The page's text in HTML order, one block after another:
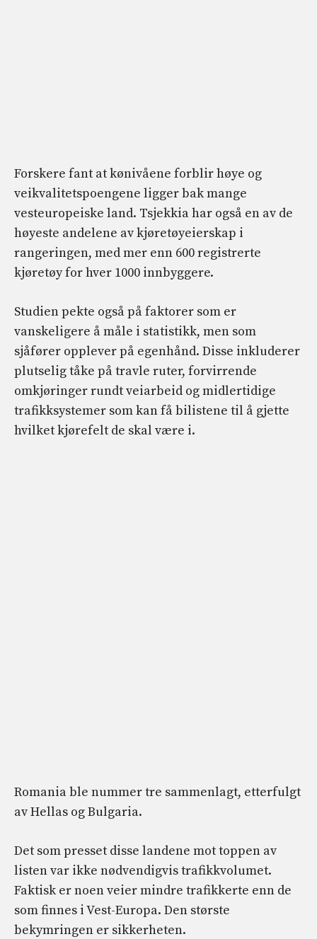
Forskere fant at kønivåene forblir høye og
veikvalitetspoengene ligger bak mange
vesteuropeiske land. Tsjekkia har også en av de
høyeste andelene av kjøretøyeierskap i
rangeringen, med mer enn 600 registrerte
kjøretøy for hver 1000 innbyggere.
Studien pekte også på faktorer som er
vanskeligere å måle i statistikk, men som
sjåfører opplever på egenhånd. Disse inkluderer
plutselig tåke på travle ruter, forvirrende
omkjøringer rundt veiarbeid og midlertidige
trafikksystemer som kan få bilistene til å gjette
hvilket kjørefelt de skal være i.
Romania ble nummer tre sammenlagt, etterfulgt
av Hellas og Bulgaria.
Det som presset disse landene mot toppen av
listen var ikke nødvendigvis trafikkvolumet.
Faktisk er noen veier mindre trafikkerte enn de
som finnes i Vest-Europa. Den største
bekymringen er sikkerheten.